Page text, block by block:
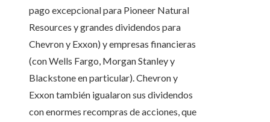
pago excepcional para Pioneer Natural
Resources y grandes dividendos para
Chevron y Exxon) y empresas financieras
(con Wells Fargo, Morgan Stanley y
Blackstone en particular). Chevron y
Exxon también igualaron sus dividendos
con enormes recompras de acciones, que